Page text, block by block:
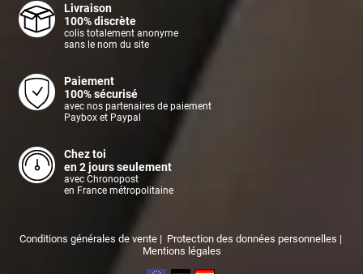
Livraison
100% discrète
colis totalement anonyme
sans le nom du site
Paiement
100% sécurisé
avec nos partenaires de paiement
Paybox et Paypal
Chez toi
en 2 jours seulement
avec Chronopost
en France métropolitaine
Conditions générales de vente| Protection des données personnelles |
Mentions légales